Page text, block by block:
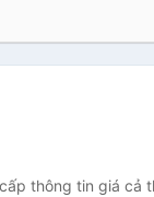
thông tin giá cả